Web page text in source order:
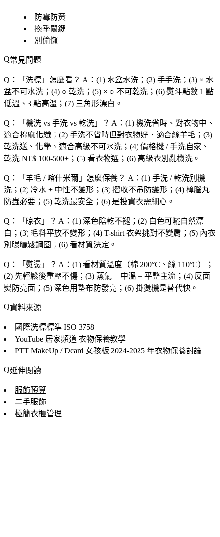
防霉防黃
換季關鍵
別偷懶
常見問題
Q：「 洗標 」怎麼看？ A：(1) 水盆水洗；(2) 手手洗；(3) × 水
盆不可水洗；(4) ○ 乾洗；(5) × ○ 不可乾洗；(6) 熨斗點數 1 點
低溫、3 點高溫；(7) 三角形漂白。
Q：「 機洗 vs 手洗 vs 乾洗 」？ A：(1) 機洗省時、對衣物中、
適合棉麻化纖；(2) 手洗不省時但對衣物好、適合絲羊毛；(3)
乾洗送、化學、適合高級不可水洗；(4) 價格機 / 手洗自家、
乾洗 NT$ 100-500+；(5) 看衣物選；(6) 高級衣別亂機洗。
Q：「 羊毛 / 喀什米爾 」怎麼保養？ A：(1) 手洗 / 乾洗別機
洗；(2) 冷水 + 中性不變形；(3) 摺收不吊防變形；(4) 樟腦丸
防蟲必要；(5) 乾洗最安全；(6) 是投資衣需細心。
Q：「 晾衣 」？ A：(1) 深色陰乾不褪；(2) 白色可曬自然漂
白；(3) 毛料平放不變形；(4) T-shirt 衣架挑對不變肩；(5) 內衣
別曝曬鬆鋼圈；(6) 看材質決定。
Q：「 熨燙 」？ A：(1) 看材質溫度（棉 200°C、絲 110°C）；
(2) 先輕鬆後重壓不傷；(3) 蒸氣 + 中溫 = 平整主流；(4) 反面
熨防亮面；(5) 深色用墊布防發亮；(6) 掛燙機是替代快。
資料來源
國際洗標標準 ISO 3758
YouTube 居家頻道 衣物保養教學
PTT MakeUp / Dcard 女孩板 2024-2025 年衣物保養討論
延伸閱讀
服飾預算
二手服飾
極簡衣櫃管理